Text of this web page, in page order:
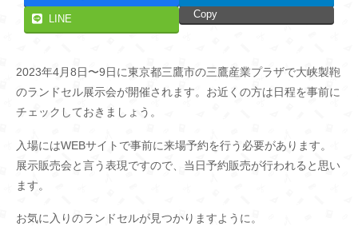
LINE Copy
2023年4月8日〜9日に東京都三鷹市の三鷹産業プラザで大峡製鞄
のランドセル展示会が開催されます。お近くの方は日程を事前に
チェックしておきましょう。
入場にはWEBサイトで事前に来場予約を行う必要があります。
展示販売会と言う表現ですので、当日予約販売が行われると思い
ます。
お気に入りのランドセルが見つかりますように。